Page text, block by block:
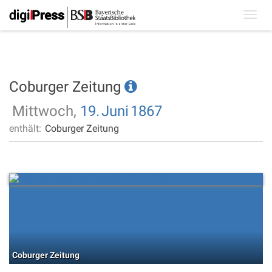
Coburger Zeitung
Mittwoch, 19.Juni 1867
enthält: Coburger Zeitung
Coburger Zeitung